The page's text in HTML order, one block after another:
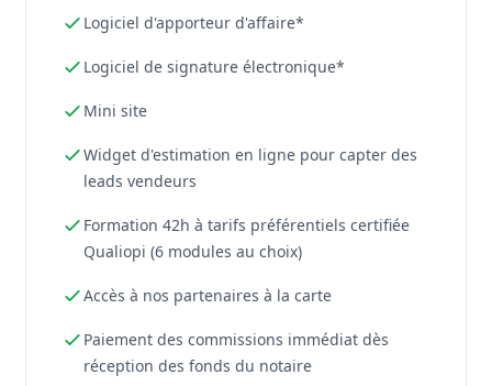
Logiciel d'apporteur d'affaire*
Logiciel de signature électronique*
Mini site
Widget d'estimation en ligne pour capter des
leads vendeurs
Formation 42h à tarifs préférentiels certifiée
Qualiopi (6 modules au choix)
Accès à nos partenaires à la carte
Paiement des commissions immédiat dès
réception des fonds du notaire